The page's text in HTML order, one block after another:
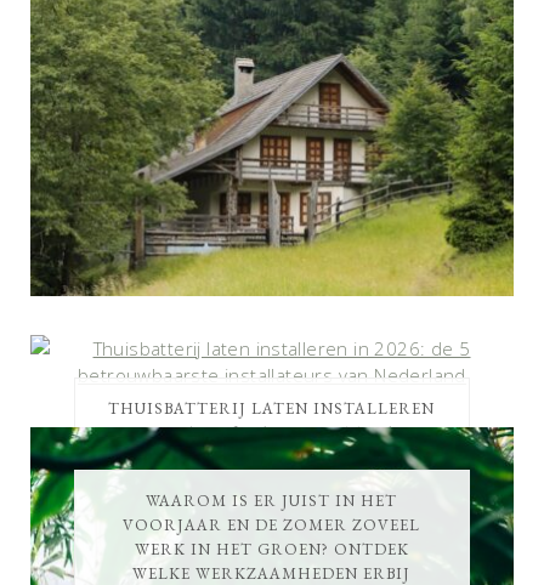
THUISBATTERIJ LATEN INSTALLEREN
IN 2026: DE 5 BETROUWBAARSTE
INSTALLATEURS VAN NEDERLAND
WAAROM IS ER JUIST IN HET
VOORJAAR EN DE ZOMER ZOVEEL
WERK IN HET GROEN? ONTDEK
WELKE WERKZAAMHEDEN ERBIJ